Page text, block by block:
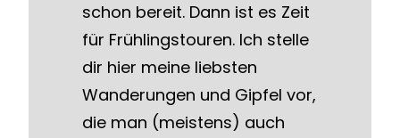
schon bereit. Dann ist es Zeit
für Frühlingstouren. Ich stelle
dir hier meine liebsten
Wanderungen und Gipfel vor,
die man (meistens) auch